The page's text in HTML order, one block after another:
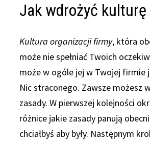
Jak wdrożyć kulturę
Kultura organizacji firmy, która
może nie spełniać Twoich
może w ogóle jej w Twojej firmie
Nic straconego. Zawsze możesz
zasady. W pierwszej kolejności
różnice jakie zasady panują
chciałbyś aby były. Następnym